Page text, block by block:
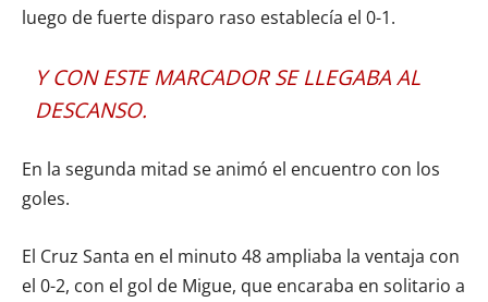
luego de fuerte disparo raso establecía el 0-1.
Y CON ESTE MARCADOR SE LLEGABA AL
DESCANSO.
En la segunda mitad se animó el encuentro con los
goles.
El Cruz Santa en el minuto 48 ampliaba la ventaja con
el 0-2, con el gol de Migue, que encaraba en solitario a